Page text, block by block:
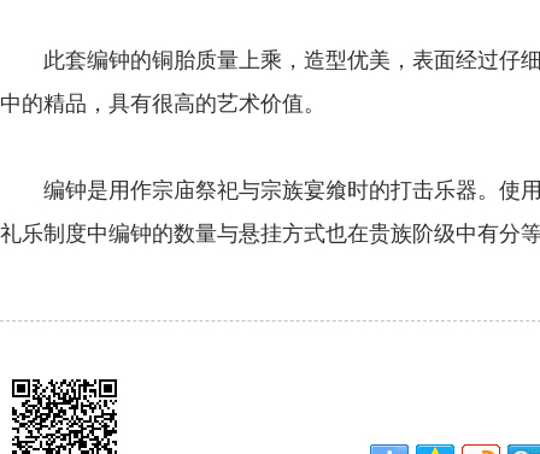
此套编钟的铜胎质量上乘，造型优美，表面经过仔
中的精品，具有很高的艺术价值。
编钟是用作宗庙祭祀与宗族宴飨时的打击乐器。使
礼乐制度中编钟的数量与悬挂方式也在贵族阶级中有分